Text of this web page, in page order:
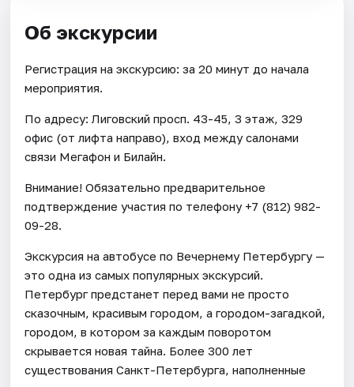
Об экскурсии
Регистрация на экскурсию: за 20 минут до начала
мероприятия.
По адресу: Лиговский просп. 43-45, 3 этаж, 329
офис (от лифта направо), вход между салонами
связи Мегафон и Билайн.
Внимание! Обязательно предварительное
подтверждение участия по телефону +7 (812) 982-
09-28.
Экскурсия на автобусе по Вечернему Петербургу —
это одна из самых популярных экскурсий.
Петербург предстанет перед вами не просто
сказочным, красивым городом, а городом-загадкой,
городом, в котором за каждым поворотом
скрывается новая тайна. Более 300 лет
существования Санкт-Петербурга, наполненные